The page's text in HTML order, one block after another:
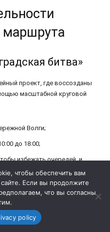
чтобы обеспечить вам
Если вы продолжите
что вы согласны
policy